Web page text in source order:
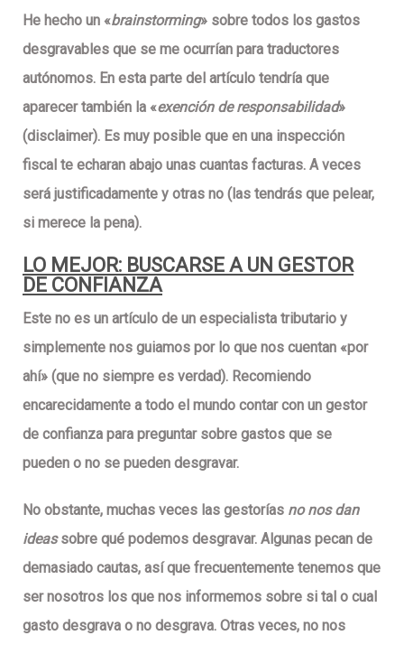
He hecho un «brainstorming» sobre todos los gastos
desgravables que se me ocurrían para traductores
autónomos. En esta parte del artículo tendría que
aparecer también la «exención de responsabilidad»
(disclaimer). Es muy posible que en una inspección
fiscal te echaran abajo unas cuantas facturas. A veces
será justificadamente y otras no (las tendrás que pelear,
si merece la pena).
LO MEJOR: BUSCARSE A UN GESTOR
DE CONFIANZA
Este no es un artículo de un especialista tributario y
simplemente nos guiamos por lo que nos cuentan «por
ahí» (que no siempre es verdad). Recomiendo
encarecidamente a todo el mundo contar con un gestor
de confianza para preguntar sobre gastos que se
pueden o no se pueden desgravar.
No obstante, muchas veces las gestorías no nos dan
ideassobre qué podemos desgravar. Algunas pecan de
demasiado cautas, así que frecuentemente tenemos que
ser nosotros los que nos informemos sobre si tal o cual
gasto desgrava o no desgrava. Otras veces, no nos